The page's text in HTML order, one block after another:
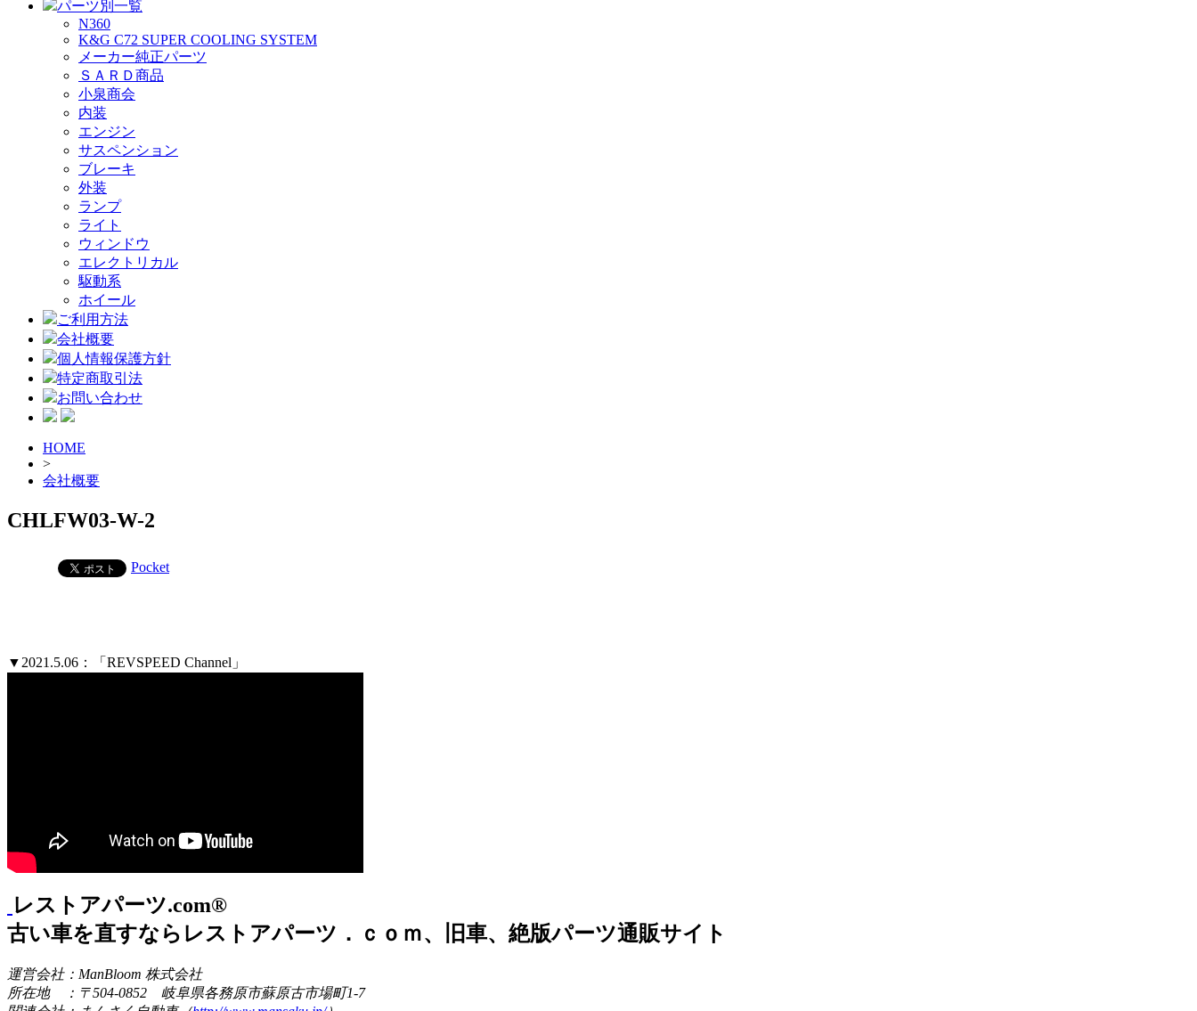
パーツ別一覧
N360
K&G C72 SUPER COOLING SYSTEM
メーカー純正パーツ
ＳＡＲＤ商品
小泉商会
内装
エンジン
サスペンション
ブレーキ
外装
ランプ
ライト
ウィンドウ
エレクトリカル
駆動系
ホイール
ご利用方法
会社概要
個人情報保護方針
特定商取引法
お問い合わせ
HOME
>
会社概要
CHLFW03-W-2
Pocket
▼2021.5.06：「REVSPEED Channel」
レストアパーツ.com®
古い車を直すならレストアパーツ．ｃｏｍ、旧車、絶版パーツ通販サイト
運営会社：ManBloom 株式会社
所在地 ：〒504-0852 岐阜県各務原市蘇原古市場町1-7